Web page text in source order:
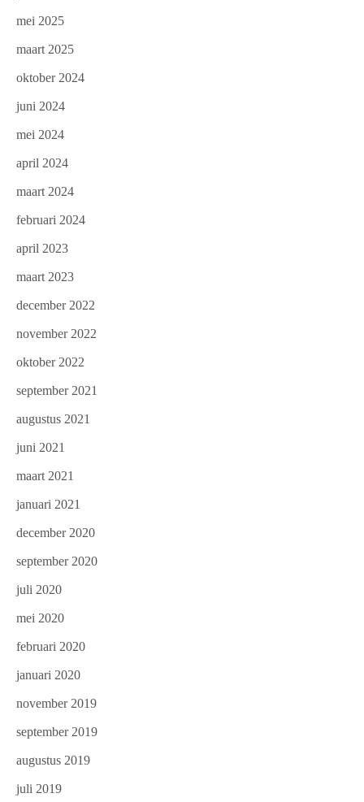
mei 2025
maart 2025
oktober 2024
juni 2024
mei 2024
april 2024
maart 2024
februari 2024
april 2023
maart 2023
december 2022
november 2022
oktober 2022
september 2021
augustus 2021
juni 2021
maart 2021
januari 2021
december 2020
september 2020
juli 2020
mei 2020
februari 2020
januari 2020
november 2019
september 2019
augustus 2019
juli 2019